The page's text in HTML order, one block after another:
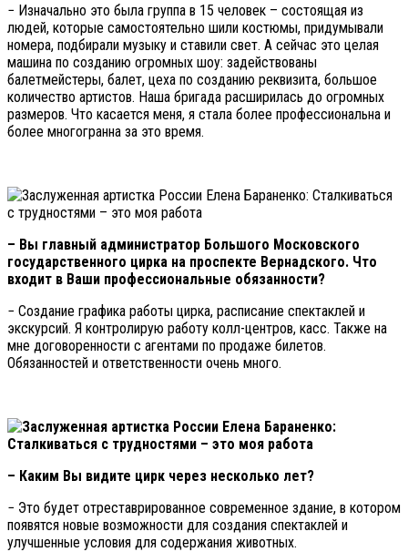
− Изначально это была группа в 15 человек – состоящая из
людей, которые самостоятельно шили костюмы, придумывали
номера, подбирали музыку и ставили свет. А сейчас это целая
машина по созданию огромных шоу: задействованы
балетмейстеры, балет, цеха по созданию реквизита, большое
количество артистов. Наша бригада расширилась до огромных
размеров. Что касается меня, я стала более профессиональна и
более многогранна за это время.
– Вы главный администратор Большого Московского
государственного цирка на проспекте Вернадского. Что
входит в Ваши профессиональные обязанности?
− Создание графика работы цирка, расписание спектаклей и
экскурсий. Я контролирую работу колл-центров, касс. Также на
мне договоренности с агентами по продаже билетов.
Обязанностей и ответственности очень много.
– Каким Вы видите цирк через несколько лет?
− Это будет отреставрированное современное здание, в котором
появятся новые возможности для создания спектаклей и
улучшенные условия для содержания животных.